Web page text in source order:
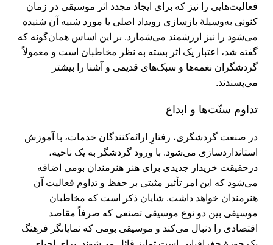
فعالیت‌هایی را نیز که برای ایجاد مجدد اثر موسیقی در زمان
کنونی به‌وسیلۀ بازسازی رویداد اصلی یا مورد شبیه آن شنیده
می‌شود را نیز ارزشمند می‌‌شمارد. بر این اساس همان‌گونه که
گفته شد، اعتبار یک اثر بسته به نظر مخاطبان است و معمولاً
گردشگران نغمه‌ها و سبک‌های قدیمی و آشنا را بیشتر
می‌‌پسندند.
تداوم سنّت‌ها و ابداع
در صنعت گردشگری، رفتارِ ارائه‌کنندگان خدمات، با آموزش
استاندارد‌سازی می‌شود. با ورود گردشگر به یک ناحیه،
درحقیقت خریدار جدیدی برای هنر هنرمندان بومی اضافه
می‌شود که این امر تأثیر مثبتی بر حفظ و تداوم فعالیت آن
هنرمندان خواهد داشت. شایان ذکر است که مخاطبان
موسیقی بین دو نوع موسیقی تصنعی که صرفاً مقاصد
اقتصادی را دنبال می‌کند و موسیقی بومی که نمایانگر فرهنگ